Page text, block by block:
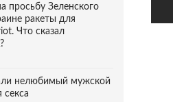
просьбу Зеленского
ракеты для
Что сказал
нелюбимый мужской
секса